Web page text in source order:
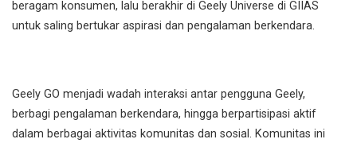
beragam konsumen, lalu berakhir di Geely Universe di GIIAS
untuk saling bertukar aspirasi dan pengalaman berkendara.
Geely GO menjadi wadah interaksi antar pengguna Geely,
berbagi pengalaman berkendara, hingga berpartisipasi aktif
dalam berbagai aktivitas komunitas dan sosial. Komunitas ini